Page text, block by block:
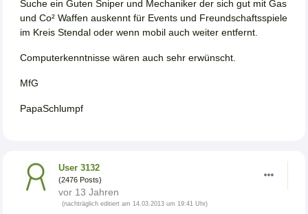
Suche ein Guten Sniper und Mechaniker der sich gut mit Gas
und Co² Waffen auskennt für Events und Freundschaftsspiele
im Kreis Stendal oder wenn mobil auch weiter entfernt.
Computerkenntnisse wären auch sehr erwünscht.
MfG
PapaSchlumpf
User 3132
(2476 Posts)
vor 13 Jahren
(nachträglich editiert am 14.03.2013 um 19:41 Uhr)